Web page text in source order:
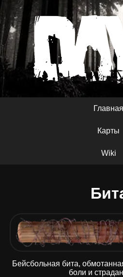
Главная
Карты
Wiki
Бейсбольная бита,
боли и